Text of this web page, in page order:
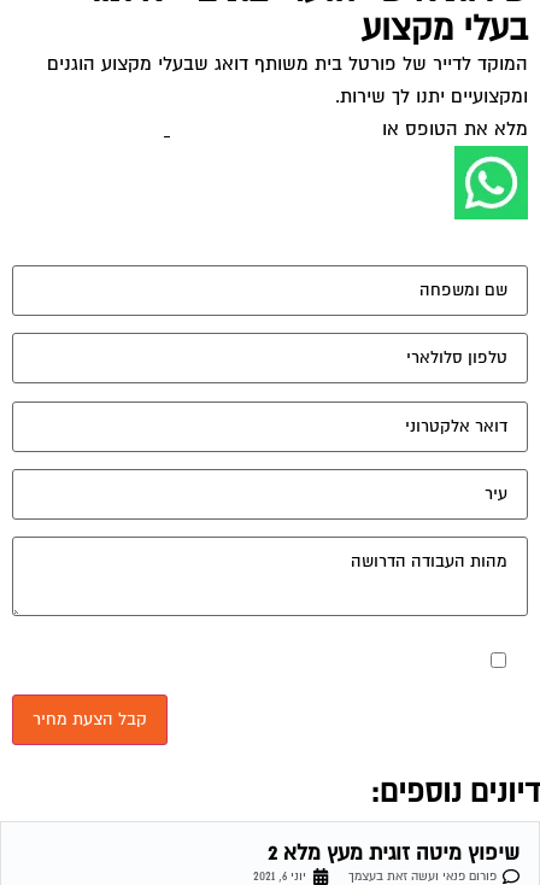
בעלי מקצוע
המוקד לדייר של פורטל בית משותף דואג שבעלי מקצוע הוגנים
ומקצועיים יתנו לך שירות.
מלא את הטופס אולחץ לשליחת הודעת ווצאפ
מאשר את תנאי הפרטיות
נוספים:
שיפוץ מיטה זוגית מעץ מלא 2
פורום פנאי ועשה זאת בעצמך
יוני 6, 2021